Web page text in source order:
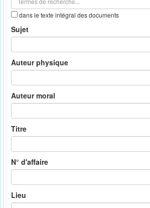
dans le texte intégral des documents
Sujet
Auteur physique
Auteur moral
Titre
N° d'affaire
Lieu